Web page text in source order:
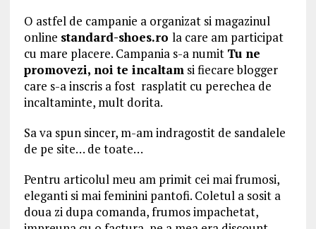
O astfel de campanie a organizat si magazinul
online standard-shoes.ro la care am participat
cu mare placere. Campania s-a numit Tu ne
promovezi, noi te incaltamsi fiecare blogger
care s-a inscris a fost rasplatit cu perechea de
incaltaminte, mult dorita.
Sa va spun sincer, m-am indragostit de sandalele
de pe site… de toate…
Pentru articolul meu am primit cei mai frumosi,
eleganti si mai feminini pantofi. Coletul a sosit a
doua zi dupa comanda, frumos impachetat,